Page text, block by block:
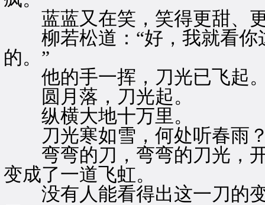
蓝蓝又在笑，笑得更甜、
柳若松道：“好，我就看你
的。”
他的手一挥，刀光已飞起
圆月落，刀光起。
纵横大地十万里。
刀光寒如雪，何处听春雨
弯弯的刀，弯弯的刀光，开
变成了一道飞虹。
没有人能看得出这一刀的变